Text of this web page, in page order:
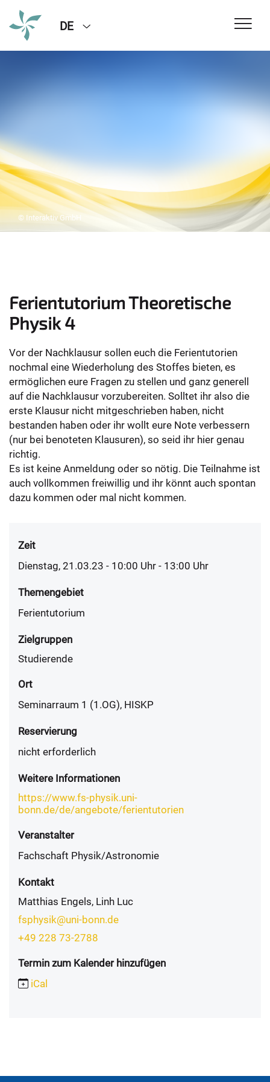
DE
© Interaktiv GmbH
Ferientutorium Theoretische
Physik 4
Vor der Nachklausur sollen euch die Ferientutorien
nochmal eine Wiederholung des Stoffes bieten, es
ermöglichen eure Fragen zu stellen und ganz generell
auf die Nachklausur vorzubereiten. Solltet ihr also die
erste Klausur nicht mitgeschrieben haben, nicht
bestanden haben oder ihr wollt eure Note verbessern
(nur bei benoteten Klausuren), so seid ihr hier genau
richtig.
Es ist keine Anmeldung oder so nötig. Die Teilnahme ist
auch vollkommen freiwillig und ihr könnt auch spontan
dazu kommen oder mal nicht kommen.
Zeit
Dienstag, 21.03.23 - 10:00 Uhr - 13:00 Uhr
Themengebiet
Ferientutorium
Zielgruppen
Studierende
Ort
Seminarraum 1 (1.OG), HISKP
Reservierung
nicht erforderlich
Weitere Informationen
https://www.fs-physik.uni-
bonn.de/de/angebote/ferientutorien
Veranstalter
Fachschaft Physik/Astronomie
Kontakt
Matthias Engels, Linh Luc
fsphysik@uni-bonn.de
+49 228 73-2788
Termin zum Kalender hinzufügen
iCal